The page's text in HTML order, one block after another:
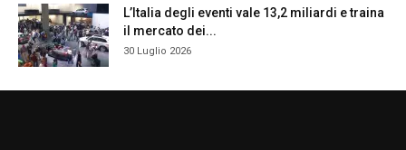
L’Italia degli eventi vale 13,2 miliardi e traina
il mercato dei...
30 Luglio 2026